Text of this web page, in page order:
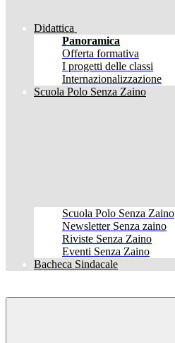
Didattica
Panoramica
Offerta formativa
I progetti delle classi
Internazionalizzazione
Scuola Polo Senza Zaino
Scuola Polo Senza Zaino
Newsletter Senza zaino
Riviste Senza Zaino
Eventi Senza Zaino
Bacheca Sindacale